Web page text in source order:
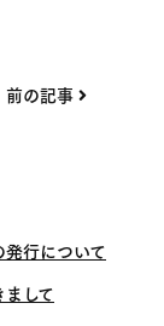
前の記事
行について
して